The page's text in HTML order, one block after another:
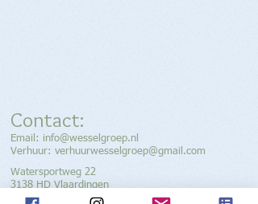
Contact:
Email: info@wesselgroep.nl
Verhuur: verhuurwesselgroep@gmail.com
Watersportweg 22
3138 HD Vlaardingen